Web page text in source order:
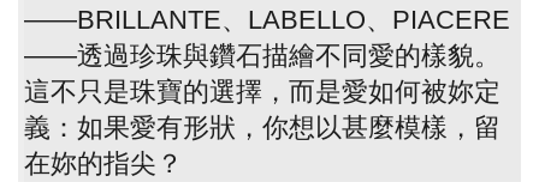
——BRILLANTE、LABELLO、PIACERE
——透過珍珠與鑽石描繪不同愛的樣貌。
這不只是珠寶的選擇，而是愛如何被妳定
義：如果愛有形狀，你想以甚麼模樣，留
在妳的指尖？